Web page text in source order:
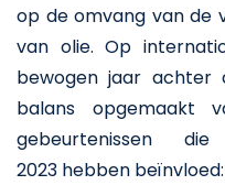
op de omvang van de
van olie. Op
bewogen jaar achter
balans opgemaakt
gebeurtenissen
2023 hebben beïnvloed: